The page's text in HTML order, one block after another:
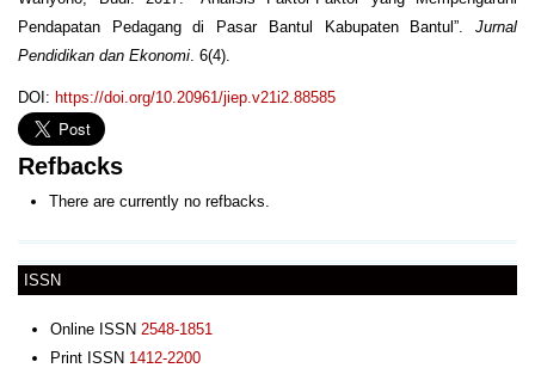
ISSN
Online ISSN 2548-1851
Print ISSN 1412-2200
Pendapatan Pedagang di Pasar Bantul Kabupaten Bantul”. Jurnal
Pendidikan dan Ekonomi. 6(4).
DOI: https://doi.org/10.20961/jiep.v21i2.88585
Refbacks
There are currently no refbacks.